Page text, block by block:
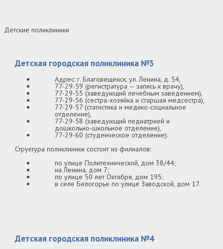
Детские поликлиники
Детская городская поликлиника №3
Адрес: г. Благовещенск, ул. Ленина, д. 54,
77-29-59 (регистратура — запись к врачу),
77-29-55 (заведующий лечебным заведением),
77-29-56 (сестра-хозяйка и старшая медсестра),
77-29-57 (статистика и медико-социальное
отделение),
77-29-58 (заведующий педиатрией и
дошкольно-школьное отделение),
77-29-60 (студенческое отделение).
Структура поликлиники состоит из филиалов:
по улице Политехнической, дом 38/44;
на Ленина, дом 7;
по улице 50 лет Октября, дом 195;
в селе Белогорье по улице Заводской, дом 17.
Детская городская поликлиника №4